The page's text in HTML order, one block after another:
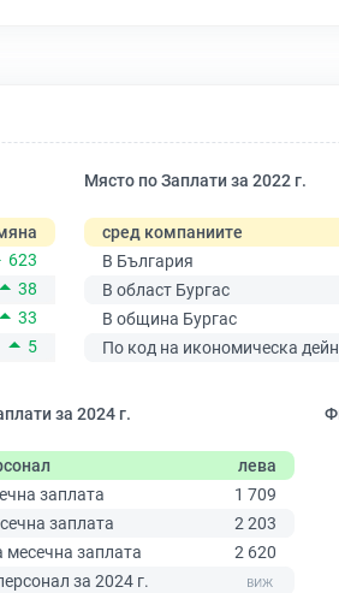
623
38
33
5
Място по Заплати за 2022 г.
сред компаниите
В България
В област Бургас
В община Бургас
По код на икономическа
за 2024 г.
лева
заплата
1 709
заплата
2 203
месечна заплата
2 620
за 2024 г.